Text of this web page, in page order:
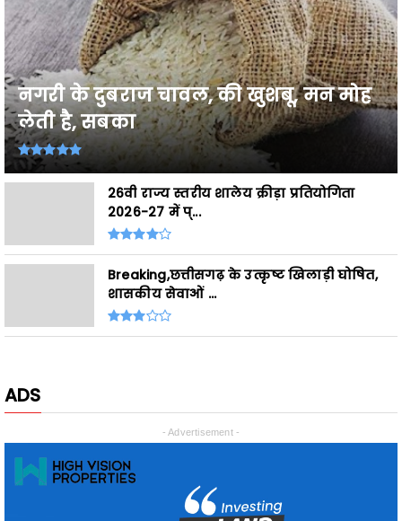
नगरी के दुबराज चावल, की खुशबू, मन मोह
लेती है, सबका
26वी राज्य स्तरीय शालेय क्रीड़ा प्रतियोगिता
2026-27 में प्...
Breaking,छत्तीसगढ़ के उत्कृष्ट खिलाड़ी घोषित,
शासकीय सेवाओं ...
ADS